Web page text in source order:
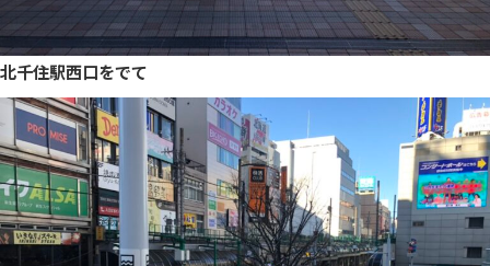
北千住駅西口をでて